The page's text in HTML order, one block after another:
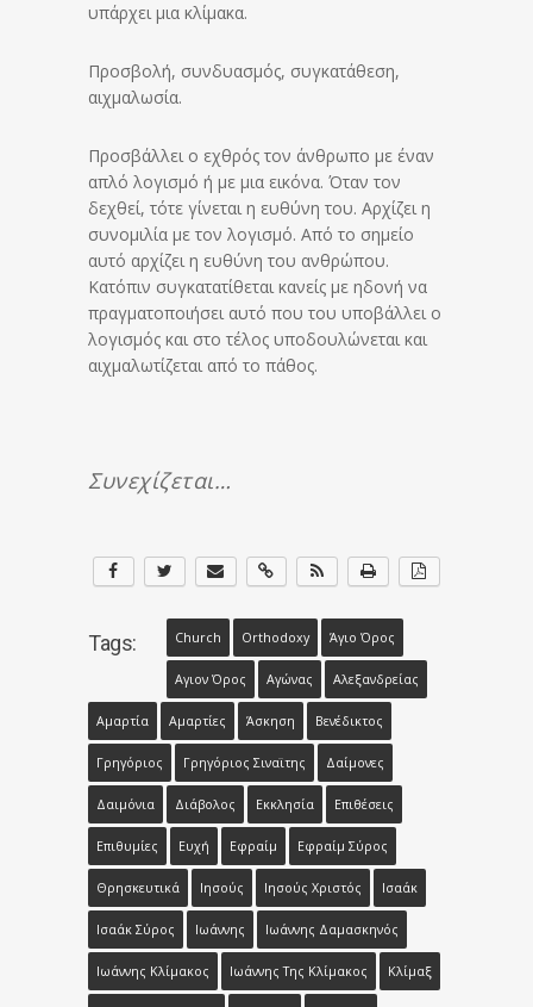
υπάρχει μια κλίμακα.
Προσβολή, συνδυασμός, συγκατάθεση,
αιχμαλωσία.
Προσβάλλει ο εχθρός τον άνθρωπο με έναν
απλό λογισμό ή με μια εικόνα. Όταν τον
δεχθεί, τότε γίνεται η ευθύνη του. Αρχίζει η
συνομιλία με τον λογισμό. Από το σημείο
αυτό αρχίζει η ευθύνη του ανθρώπου.
Κατόπιν συγκατατίθεται κανείς με ηδονή να
πραγματοποιήσει αυτό που του υποβάλλει ο
λογισμός και στο τέλος υποδουλώνεται και
αιχμαλωτίζεται από το πάθος.
Συνεχίζεται…
Tags: Church Orthodoxy Άγιο Όρος
Αγιον Όρος Αγώνας Αλεξανδρείας
Αμαρτία Αμαρτίες Άσκηση Βενέδικτος
Γρηγόριος Γρηγόριος Σιναϊτης Δαίμονες
Δαιμόνια Διάβολος Εκκλησία Επιθέσεις
Επιθυμίες Ευχή Εφραίμ Εφραίμ Σύρος
Θρησκευτικά Ιησούς Ιησούς Χριστός Ισαάκ
Ισαάκ Σύρος Ιωάννης Ιωάννης Δαμασκηνός
Ιωάννης Κλίμακος Ιωάννης Της Κλίμακος Κλίμαξ